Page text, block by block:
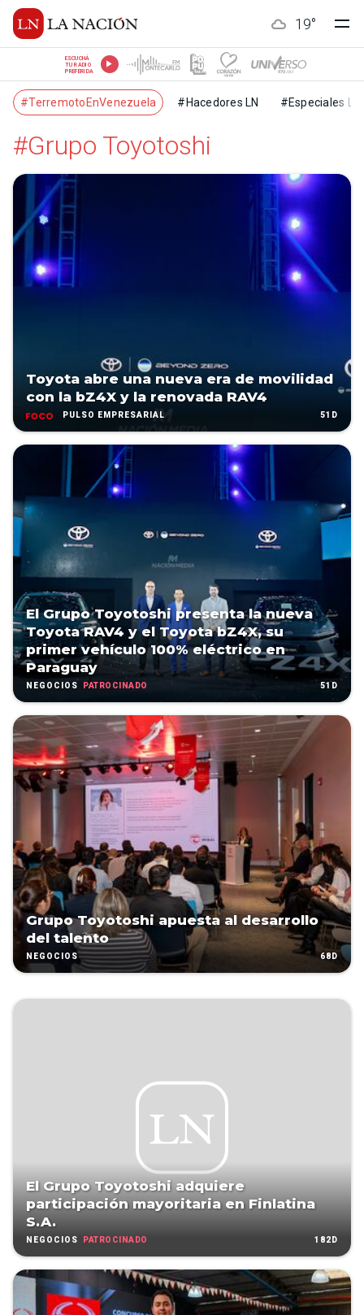
19°
ESCUCHÁ
TU RADIO
PREFERIDA
#TerremotoEnVenezuela #Hacedores LN #Especiales LN
#Grupo Toyotoshi
Toyota abre una nueva era de movilidad
con la bZ4X y la renovada RAV4
PULSO EMPRESARIAL 51D
El Grupo Toyotoshi presenta la nueva
Toyota RAV4 y el Toyota bZ4X, su
primer vehículo 100% eléctrico en
Paraguay
NEGOCIOS PATROCINADO 51D
Grupo Toyotoshi apuesta al desarrollo
del talento
NEGOCIOS 68D
El Grupo Toyotoshi adquiere
participación mayoritaria en Finlatina
S.A.
NEGOCIOS PATROCINADO 182D